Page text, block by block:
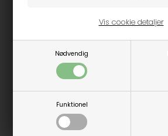
Nødvendig
Funktionel
Vis cookie detaljer
Beskrivelse
Rosemunde Cotton Cropped Top